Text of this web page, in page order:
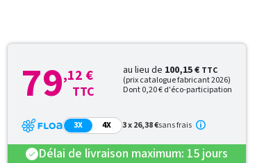
79,12 €
TTC
au lieu de 100,15 € TTC
(prix catalogue fabricant 2026)
Dont 0,20 € d'éco-participation
3X 4X 3 x 26,38 €sans frais
check Délai de livraison maximum: 15 jours